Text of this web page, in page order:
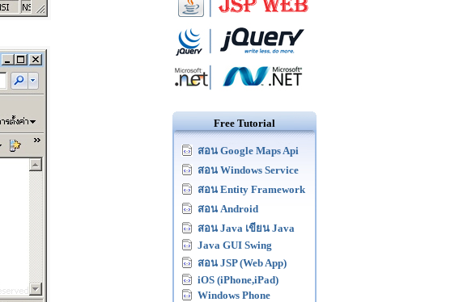
Free Tutorial
สอน Google Maps Api
สอน Windows Service
สอน Entity Framework
สอน Android
สอน Java เขียน Java
Java GUI Swing
สอน JSP (Web App)
iOS (iPhone,iPad)
Windows Phone